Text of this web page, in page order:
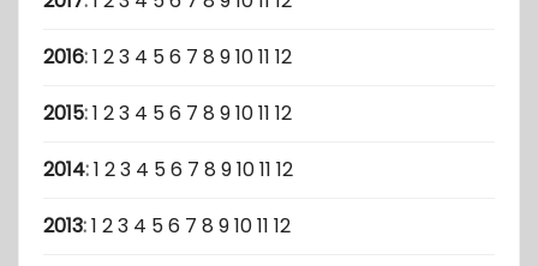
2016:1 23 4 56 7 8 91011 12
2015:1 23 4 56 7 8 91011 12
2014:1 23 4 56 7 8 91011 12
2013:1 23 4 56 7 8 91011 12